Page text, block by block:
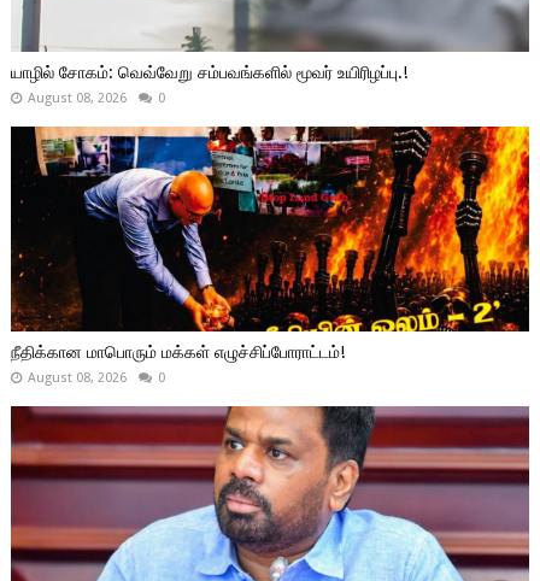
யாழில் சோகம்: வெவ்வேறு சம்பவங்களில் மூவர் உயிரிழப்பு.!
August 08, 2026 0
நீதிக்கான மாபொரும் மக்கள் எழுச்சிப்போராட்டம்!
August 08, 2026 0